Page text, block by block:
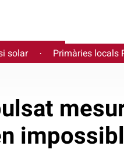
solar · Primàries locals